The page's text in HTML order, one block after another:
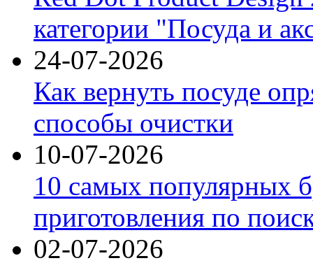
категории "Посуда и
24-07-2026
Как вернуть посуде
способы очистки
10-07-2026
10 самых популярных
приготовления по
02-07-2026